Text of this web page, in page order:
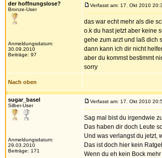
der hoffnungslose?
Bronze-User
Anmeldungsdatum:
30.09.2010
Beiträge: 97
Verfasst am: 17. Okt 2010
das war echt mehr als die
o.k du hast jetzt aber keine
gehe zum arzt und laß dich
dann kann ich dir nicht
aber du kommst bestimmt
sorry
Nach oben
sugar_basel
Silber-User
Anmeldungsdatum:
29.03.2010
Beiträge: 171
Verfasst am: 17. Okt 2010
Sag mal bist du irgendwie
Das haben dir doch Leute
Und was verlangst du jetzt,
Das ist doch hier kein
Wenn du eh kein Bock